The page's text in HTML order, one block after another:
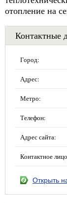
отопление на
Контактные
Город:
Адрес:
Метро:
Телефон:
Адрес сайта:
Контактное
Открыть